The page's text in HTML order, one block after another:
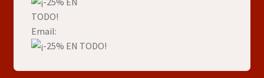
Email: